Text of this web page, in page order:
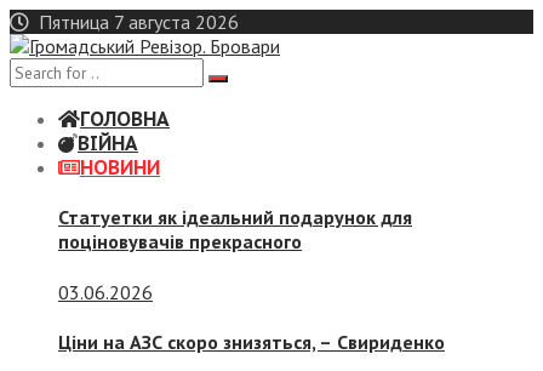
Skip
to
content
Пятница 7 августа 2026
ГОЛОВНА
ВІЙНА
НОВИНИ
Статуетки як ідеальний подарунок для
поціновувачів прекрасного
03.06.2026
Ціни на АЗС скоро знизяться, – Свириденко